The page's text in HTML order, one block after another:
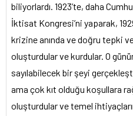
biliyorlardı. 1923’te, daha
İktisat Kongresi’ni yaparak,
krizine anında ve doğru tepki
oluşturdular ve kurdular. O
sayılabilecek bir şeyi
ama çok kıt olduğu koşullara
oluşturdular ve temel